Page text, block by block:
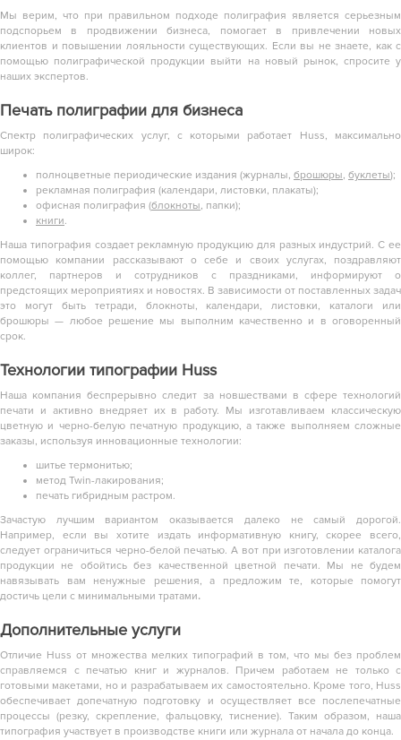
Мы верим, что при правильном подходе полиграфия является серьезным
подспорьем в продвижении бизнеса, помогает в привлечении новых
клиентов и повышении лояльности существующих. Если вы не знаете, как с
помощью полиграфической продукции выйти на новый рынок, спросите у
наших экспертов.
Печать полиграфии для бизнеса
Спектр полиграфических услуг, с которыми работает Huss, максимально
широк:
полноцветные периодические издания (журналы, брошюры, буклеты);
рекламная полиграфия (календари, листовки, плакаты);
офисная полиграфия (блокноты, папки);
книги.
Наша типография создает рекламную продукцию для разных индустрий. С ее
помощью компании рассказывают о себе и своих услугах, поздравляют
коллег, партнеров и сотрудников с праздниками, информируют о
предстоящих мероприятиях и новостях. В зависимости от поставленных задач
это могут быть тетради, блокноты, календари, листовки, каталоги или
брошюры — любое решение мы выполним качественно и в оговоренный
срок.
Технологии типографии Huss
Наша компания беспрерывно следит за новшествами в сфере технологий
печати и активно внедряет их в работу. Мы изготавливаем классическую
цветную и черно-белую печатную продукцию, а также выполняем сложные
заказы, используя инновационные технологии:
шитье термонитью;
метод Twin-лакирования;
печать гибридным растром.
Зачастую лучшим вариантом оказывается далеко не самый дорогой.
Например, если вы хотите издать информативную книгу, скорее всего,
следует ограничиться черно-белой печатью. А вот при изготовлении каталога
продукции не обойтись без качественной цветной печати. Мы не будем
навязывать вам ненужные решения, а предложим те, которые помогут
достичь цели с минимальными тратами.
Дополнительные услуги
Отличие Huss от множества мелких типографий в том, что мы без проблем
справляемся с печатью книг и журналов. Причем работаем не только с
готовыми макетами, но и разрабатываем их самостоятельно. Кроме того, Huss
обеспечивает допечатную подготовку и осуществляет все послепечатные
процессы (резку, скрепление, фальцовку, тиснение). Таким образом, наша
типография участвует в производстве книги или журнала от начала до конца.